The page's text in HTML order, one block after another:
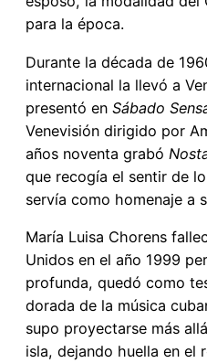
para la época.
Durante la década de
internacional la llevó a
presentó en Sábado
Venevisión dirigido por
años noventa grabó
que recogía el sentir de
servía como homenaje a
María Luisa Chorens
Unidos en el año 1999
profunda, quedó como
dorada de la música
supo proyectarse más
isla, dejando huella en el